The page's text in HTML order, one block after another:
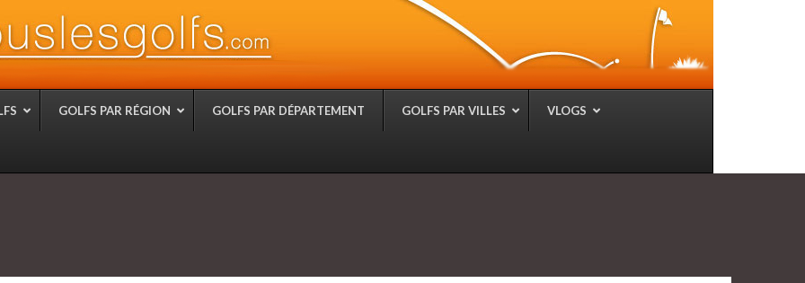
GOLFS PAR RÉGION GOLFS PAR DÉPARTEMENT GOLFS PAR VILLES VLOGS